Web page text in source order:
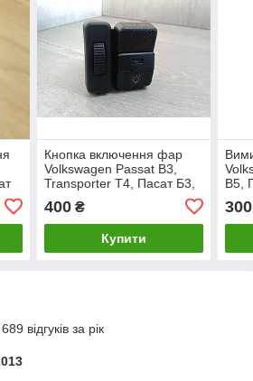
Кнопка включення фар
Volkswagen Passat B3,
Transporter T4, Пасат Б3,
357941531.
400₴
Купити
B5,
300
відгуків за рік